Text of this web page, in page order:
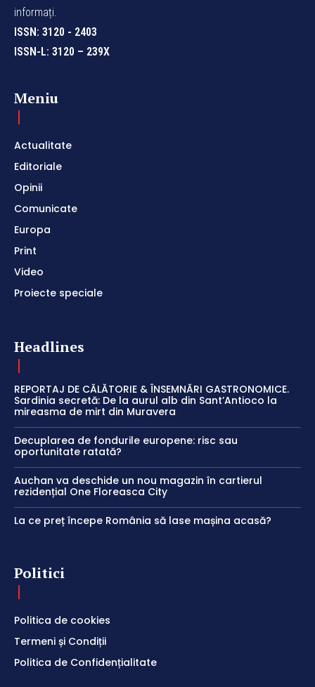
informați.
ISSN: 3120 - 2403
ISSN-L: 3120 – 239X
Meniu
Actualitate
Editoriale
Opinii
Comunicate
Europa
Print
Video
Proiecte speciale
Headlines
REPORTAJ DE CĂLĂTORIE & ÎNSEMNĂRI GASTRONOMICE.
Sardinia secretă: De la aurul alb din Sant’Antioco la
mireasma de mirt din Muravera
Decuplarea de fondurile europene: risc sau
oportunitate ratată?
Auchan va deschide un nou magazin în cartierul
rezidențial One Floreasca City
La ce preț începe România să lase mașina acasă?
Politici
Politica de cookies
Termeni și Condiții
Politica de Confidențialitate